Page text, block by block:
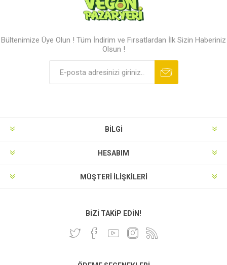
Bültenimize Üye Olun ! Tüm İndirim ve Fırsatlardan İlk Sizin Haberiniz
Olsun !
BILGI
HESABIM
MÜŞTERI İLIŞKILERI
BIZI TAKIP EDIN!